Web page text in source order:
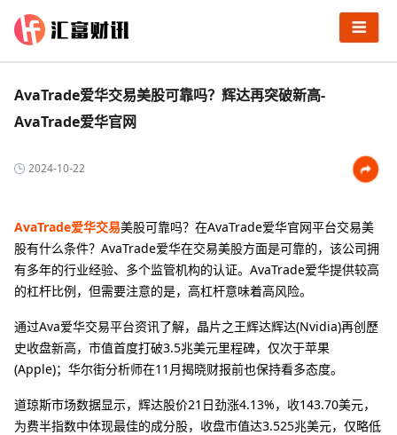
AvaTrade爱华交易美股可靠吗？辉达再突破新高-
AvaTrade爱华官网
2024-10-22
AvaTrade爱华交易美股可靠吗？在AvaTrade爱华官网平台交易美
股有什么条件？AvaTrade爱华在交易美股方面是可靠的，该公司拥
有多年的行业经验、多个监管机构的认证。AvaTrade爱华提供较高
的杠杆比例，但需要注意的是，高杠杆意味着高风险。
通过Ava爱华交易平台资讯了解，晶片之王辉达辉达(Nvidia)再创歷
史收盘新高，市值首度打破3.5兆美元里程碑，仅次于苹果
(Apple)；华尔街分析师在11月揭晓财报前也保持看多态度。
道琼斯市场数据显示，辉达股价21日劲涨4.13%，收143.70美元，
为费半指数中体现最佳的成分股，收盘市值达3.525兆美元，仅略低